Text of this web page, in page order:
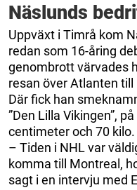
Näslunds
Uppväxt i Timrå kom
redan som 16-åring
genombrott värvades
resan över Atlanten
Där fick han
”Den Lilla Vikingen”,
centimeter och 70 kilo.
– Tiden i NHL var
komma till Montreal,
sagt i en intervju med